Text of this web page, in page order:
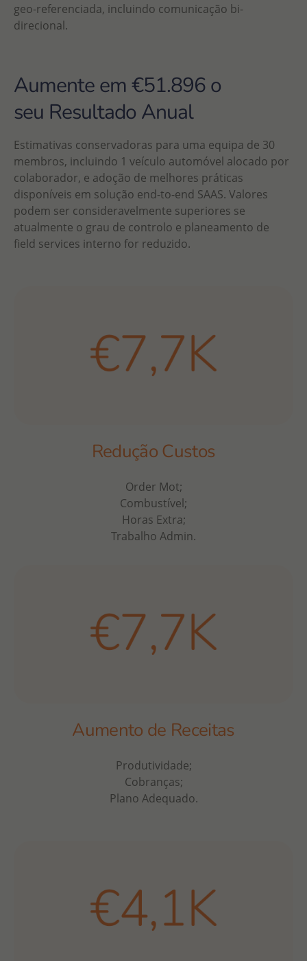
geo-referenciada, incluindo comunicação bi-
direcional.
Aumente em €51.896 o
seu Resultado Anual
Estimativas conservadoras para uma equipa de 30
membros, incluindo 1 veículo automóvel alocado por
colaborador, e adoção de melhores práticas
disponíveis em solução end-to-end SAAS. Valores
podem ser consideravelmente superiores se
atualmente o grau de controlo e planeamento de
field services interno for reduzido.
Redução Custos
Order Mot;
Combustível;
Horas Extra;
Trabalho Admin.
Aumento de Receitas
Produtividade;
Cobranças;
Plano Adequado.